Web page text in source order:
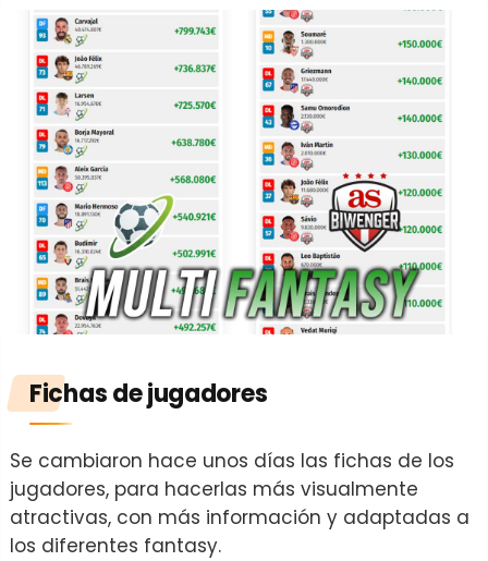
Fichas de jugadores
Se cambiaron hace unos días las fichas de los
jugadores, para hacerlas más visualmente
atractivas, con más información y adaptadas a
los diferentes fantasy.